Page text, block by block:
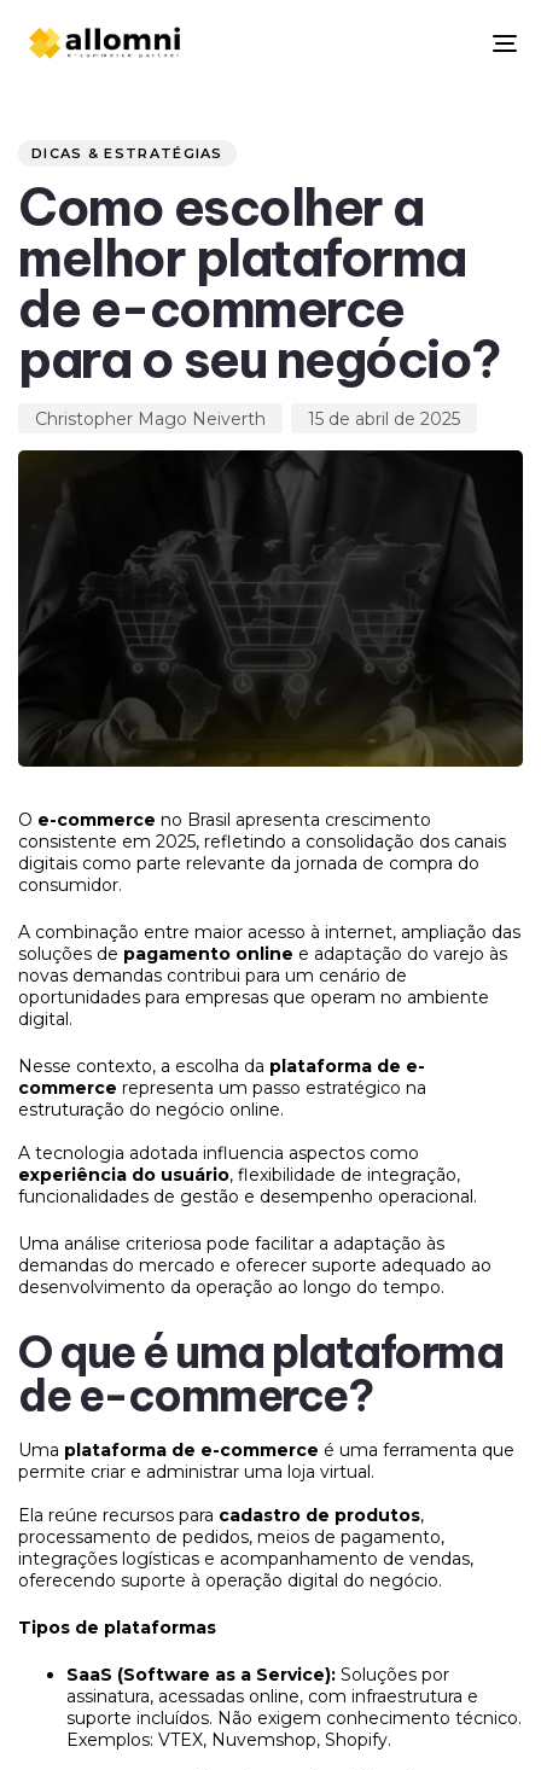
DICAS & ESTRATÉGIAS
Como escolher a
melhor plataforma
de e-commerce
para o seu negócio?
Christopher Mago Neiverth 15 de abril de 2025
O e-commerce no Brasil apresenta crescimento
consistente em 2025, refletindo a consolidação dos canais
digitais como parte relevante da jornada de compra do
consumidor.
A combinação entre maior acesso à internet, ampliação das
soluções de pagamento online e adaptação do varejo às
novas demandas contribui para um cenário de
oportunidades para empresas que operam no ambiente
digital.
Nesse contexto, a escolha da plataforma de e-
commerce representa um passo estratégico na
estruturação do negócio online.
A tecnologia adotada influencia aspectos como
experiência do usuário, flexibilidade de integração,
funcionalidades de gestão e desempenho operacional.
Uma análise criteriosa pode facilitar a adaptação às
demandas do mercado e oferecer suporte adequado ao
desenvolvimento da operação ao longo do tempo.
O que é uma plataforma
de e-commerce?
Uma plataforma de e-commerce é uma ferramenta que
permite criar e administrar uma loja virtual.
Ela reúne recursos para cadastro de produtos,
processamento de pedidos, meios de pagamento,
integrações logísticas e acompanhamento de vendas,
oferecendo suporte à operação digital do negócio.
Tipos de plataformas
SaaS (Software as a Service): Soluções por
assinatura, acessadas online, com infraestrutura e
suporte incluídos. Não exigem conhecimento técnico.
Exemplos: VTEX, Nuvemshop, Shopify.